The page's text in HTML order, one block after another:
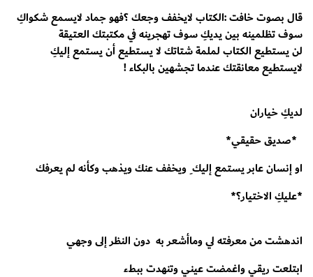
قال بصوت خافت :الكتاب لايخفف وجعك ؟فهو جماد لايسمع شكواكِ
سوف تظلمينه بين يديكِ سوف تهجرينه في مكتبتك العتيقة
لن يستطيع الكتاب لملمة شتاتك لا يستطيع أن يستمع إليكِ
لايستطيع معانقتك عندما تجشهين بالبكاء !
لديكِ خياران
*صديق حقيقي*
او إنسان عابر يستمع إليك ِ ويخفف عنك ويذهب وكأنه لم يعرفك
*عليكِ الاختيار؟*
اندهشت من معرفته لي وماأشعر به دون النظر إلى وجهي
ابتلعت ريقي واغمضت عيني وتنهدت ببطء